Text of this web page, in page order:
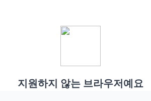
지원하지 않는 브라우저예요